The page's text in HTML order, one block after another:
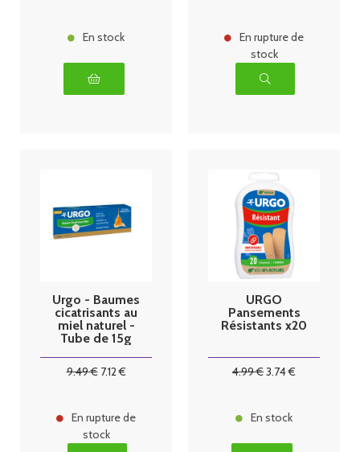
En stock
En rupture de
stock
Urgo - Baumes
cicatrisants au
miel naturel -
Tube de 15g
9.49€ 7.12€
En rupture de
stock
URGO
Pansements
Résistants x20
4.99€3.74€
En stock